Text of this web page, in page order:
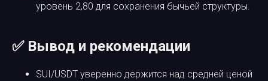
уровень 2,80 для сохранения бычьей структуры.
✅ Вывод и рекомендации
SUI/USDT уверенно держится над средней ценой